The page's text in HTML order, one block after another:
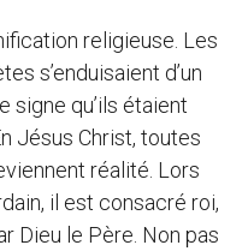
religieuse. Les
s’enduisaient d’un
signe qu’ils étaient
Jésus Christ, toutes
réalité. Lors
il est consacré roi,
Dieu le Père. Non pas